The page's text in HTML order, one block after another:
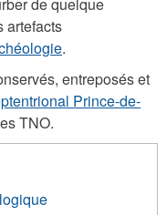
artefacts
.
entreposés et
Prince-de-
TNO.